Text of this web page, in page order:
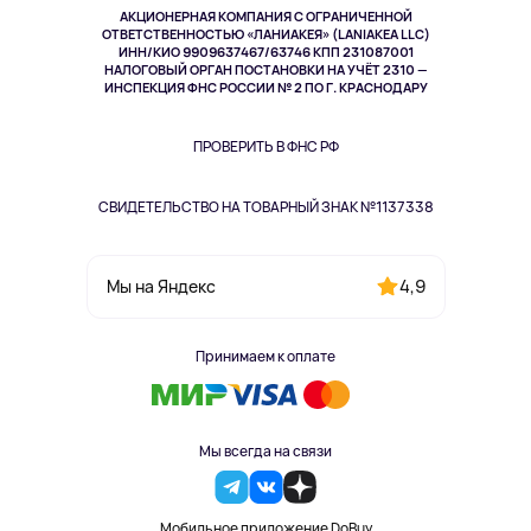
АКЦИОНЕРНАЯ КОМПАНИЯ С ОГРАНИЧЕННОЙ
ОТВЕТСТВЕННОСТЬЮ «ЛАНИАКЕЯ» (LANIAKEA LLC)
ИНН/КИО 9909637467/63746 КПП 231087001
НАЛОГОВЫЙ ОРГАН ПОСТАНОВКИ НА УЧЁТ 2310 —
ИНСПЕКЦИЯ ФНС РОССИИ № 2 ПО Г. КРАСНОДАРУ
ПРОВЕРИТЬ В ФНС РФ
СВИДЕТЕЛЬСТВО НА ТОВАРНЫЙ ЗНАК №1137338
Мы на Яндекс 4,9
Принимаем к оплате
Мы всегда на связи
Здоровье питомцев
Одежда и аксессуары